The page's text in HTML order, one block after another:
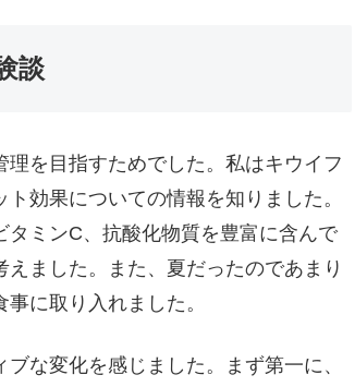
談
を目指すためでした。私はキウイフ
効果についての情報を知りました。
ミンC、抗酸化物質を豊富に含んで
ました。また、夏だったのであまり
に取り入れました。
な変化を感じました。まず第一に、